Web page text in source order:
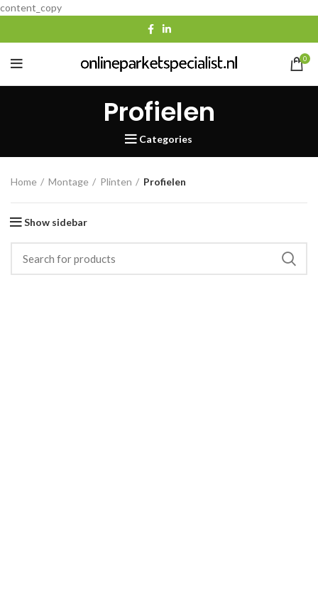
content_copy
0
Profielen
Categories
Home Montage Plinten Profielen
Show sidebar